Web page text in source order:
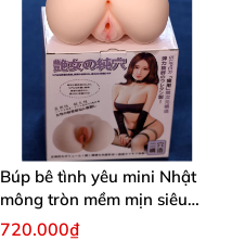
Búp bê tình yêu mini Nhật
mông tròn mềm mịn siêu
thật kích thích
720.000₫